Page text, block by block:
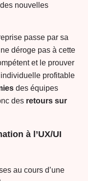
nouvelles
passe par sa
déroge pas à cette
et le prouver
profitable
des équipes
des retours sur
à l’UX/UI
au cours d’une